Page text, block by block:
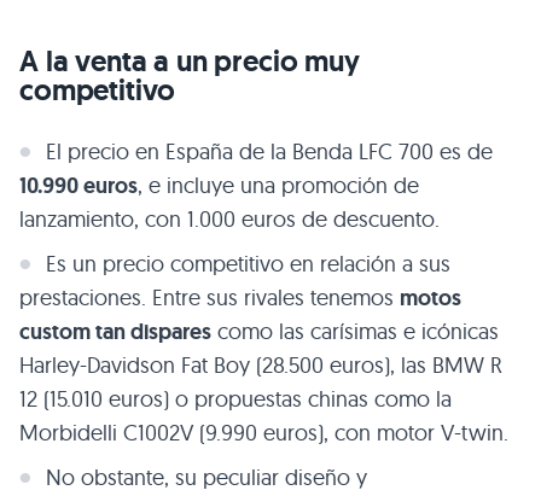
A la venta a un precio muy
competitivo
El precio en España de la Benda LFC 700 es de
10.990 euros, e incluye una promoción de
lanzamiento, con 1.000 euros de descuento.
Es un precio competitivo en relación a sus
prestaciones. Entre sus rivales tenemos motos
custom tan dispares como las carísimas e icónicas
Harley-Davidson Fat Boy (28.500 euros), las BMW R
12 (15.010 euros) o propuestas chinas como la
Morbidelli C1002V (9.990 euros), con motor V-twin.
No obstante, su peculiar diseño y